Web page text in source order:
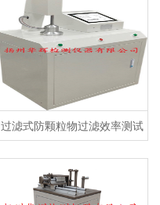
过滤式防颗粒物过滤效率测试
仪及自动滤料测试台